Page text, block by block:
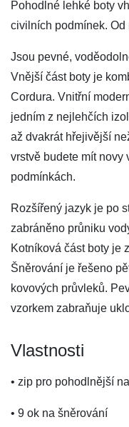
Pohodlné lehké boty
civilních podmínek. Od
Jsou pevné,
Vnější část boty je
Cordura. Vnitřní
jedním z nejlehčích
až dvakrát hřejivější
vrstvě budete mít novy
podmínkách.
Rozšířený jazyk je po
zabráněno průniku
Kotníková část boty je
Šněrování je řešeno
kovových průvleků.
vzorkem zabraňuje
Vlastnosti
• zip pro pohodlnější
• 9 ok na šněrování